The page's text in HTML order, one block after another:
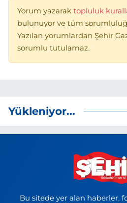
Yorum yazarak topluluk
bulunuyor ve tüm
Yazılan yorumlardan Şehir
sorumlu tutulamaz.
Yükleniyor...
Bu sitede yer alan haberler,